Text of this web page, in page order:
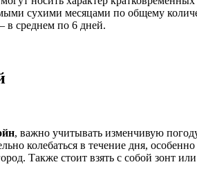
сухими месяцами по общему
в среднем по 6 дней.
, важно учитывать изменчивую
колебаться в течение дня,
Также стоит взять с собой зонт